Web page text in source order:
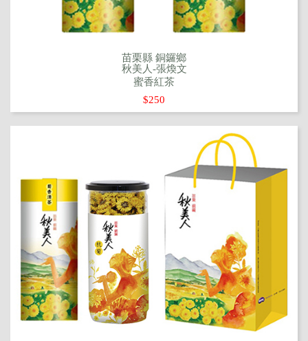
苗栗縣 銅鑼鄉
秋美人-張煥文
蜜香紅茶
$250